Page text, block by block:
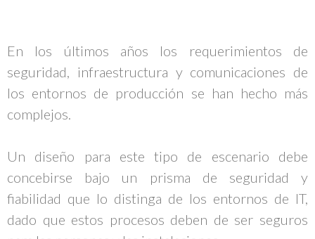
En los últimos años los requerimientos de
seguridad, infraestructura y comunicaciones de
los entornos de producción se han hecho más
complejos.
Un diseño para este tipo de escenario debe
concebirse bajo un prisma de seguridad y
fiabilidad que lo distinga de los entornos de IT,
dado que estos procesos deben de ser seguros